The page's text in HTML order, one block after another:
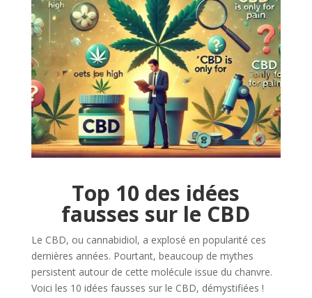
Top 10 des idées
fausses sur le CBD
Le CBD, ou cannabidiol, a explosé en popularité ces
dernières années. Pourtant, beaucoup de mythes
persistent autour de cette molécule issue du chanvre.
Voici les 10 idées fausses sur le CBD, démystifiées !